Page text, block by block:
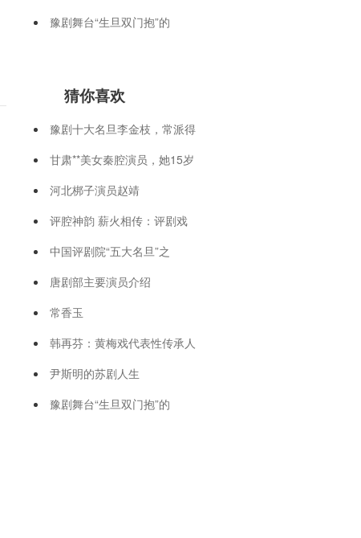
豫剧舞台“生旦双门抱”的
猜你喜欢
豫剧十大名旦李金枝，常派得
甘肃**美女秦腔演员，她15岁
河北梆子演员赵靖
评腔神韵 薪火相传：评剧戏
中国评剧院“五大名旦”之
唐剧部主要演员介绍
常香玉
韩再芬：黄梅戏代表性传承人
尹斯明的苏剧人生
豫剧舞台“生旦双门抱”的